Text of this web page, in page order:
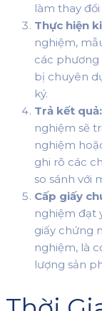
làm thay
Thực hiện
nghiệm,
các phương
bị chuyên
ký.
Trả kết quả:
nghiệm sẽ
nghiệm
ghi rõ các
so sánh với
Cấp giấy
nghiệm đạt
giấy chứng
nghiệm, là
lượng sản